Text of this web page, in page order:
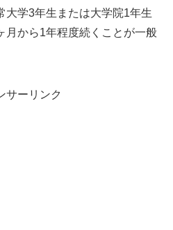
大学3年生または大学院1年生
月から1年程度続くことが一般
サーリンク